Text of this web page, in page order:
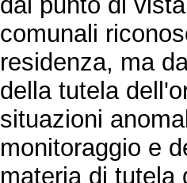
comunali
residenza, ma
della tutela
situazioni
monitoraggio e
materia di tutela